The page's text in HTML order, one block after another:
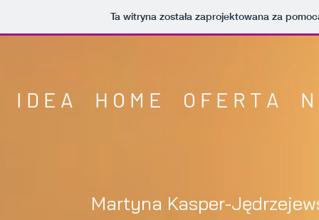
Ta witryna została zaprojektowana za
I D E A H O M E O F E R T A
Martyna Kasper-